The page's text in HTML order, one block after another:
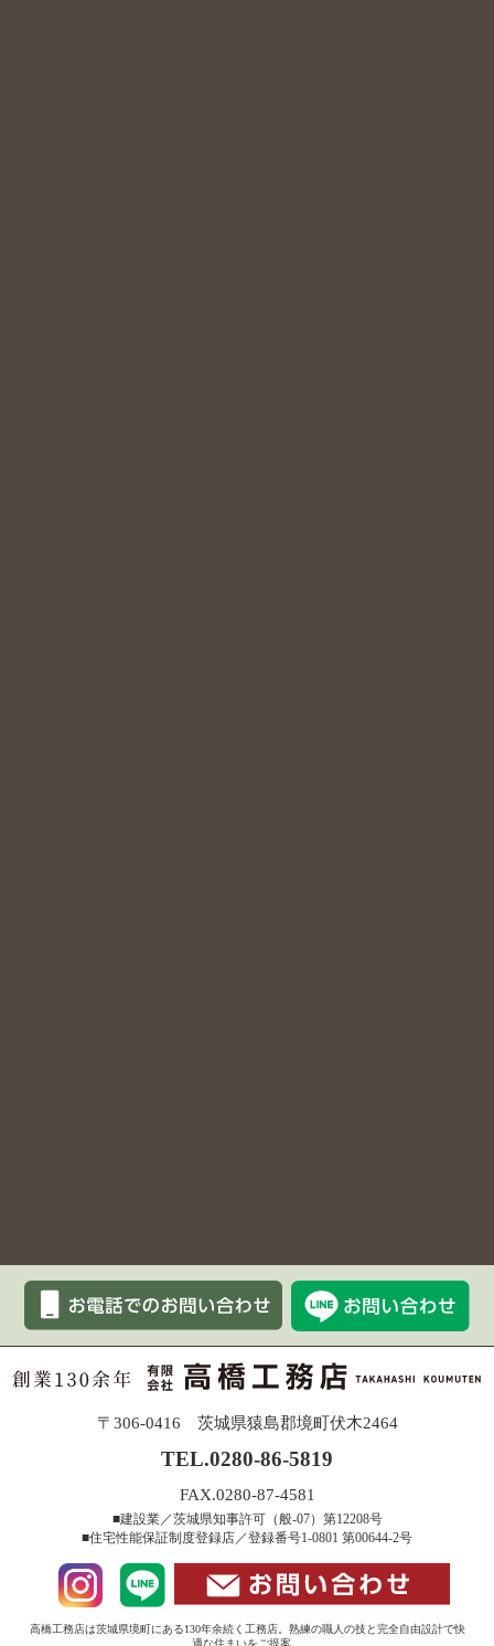
〒306-0416 茨城県猿島郡境町伏木2464
TEL.0280-86-5819
FAX.0280-87-4581
■建設業／茨城県知事許可（般-07）第12208号
■住宅性能保証制度登録店／登録番号1-0801 第00644-2号
高橋工務店は茨城県境町にある130年余続く工務店。熟練の職人の技と完全自由設計で快
適な住まいをご提案。